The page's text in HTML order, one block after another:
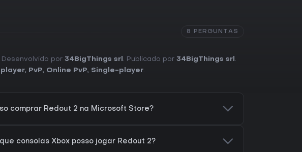
8 PERGUNTAS
Desenvolvido por 34BigThings srl . Publicado por 34BigThings srl .
, PvP, Online PvP, Single-player.
comprar Redout 2 na Microsoft Store?
que consolas Xbox posso jogar Redout 2?